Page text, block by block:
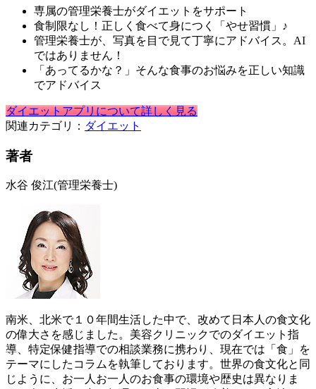
専属の管理栄養士がダイエットをサポート
食制限なし！正しく食べて身につく「やせ習慣」♪
管理栄養士が、写真を目で見て丁寧にアドバイス。AI
ではありません！
「あってるかな？」そんな食事のお悩みを正しい知識
でアドバイス
ダイエットアプリについて詳しく見る
関連カテゴリ： ダイエット
著者
水谷 俊江(管理栄養士)
南米、北米で１０年間生活した中で、改めて日本人の食文化
の偉大さを感じました。美容クリニックでのダイエット指
導、特定保健指導での相談業務に携わり、現在では「食」を
テーマにしたコラムを執筆しております。世界の食文化と同
じように、お一人お一人のお食事の環境や歴史は異なりま